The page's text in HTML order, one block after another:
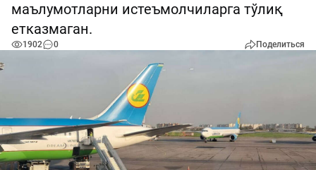
маълумотларни истеъмолчиларга тўлиқ
етказмаган.
1902 0 Поделиться